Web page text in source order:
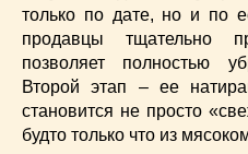
только по дате, но и по
продавцы тщательно
позволяет полностью
Второй этап – ее
становится не просто
будто только что из